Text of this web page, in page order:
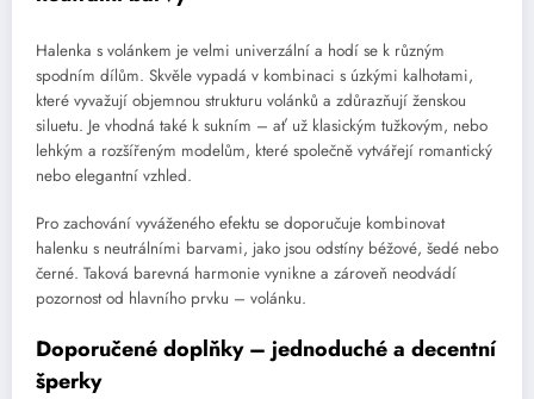
Halenka s volánkem je velmi univerzální a hodí se k různým
spodním dílům. Skvěle vypadá v kombinaci s úzkými kalhotami,
které vyvažují objemnou strukturu volánků a zdůrazňují ženskou
siluetu. Je vhodná také k sukním – ať už klasickým tužkovým, nebo
lehkým a rozšířeným modelům, které společně vytvářejí romantický
nebo elegantní vzhled.
Pro zachování vyváženého efektu se doporučuje kombinovat
halenku s neutrálními barvami, jako jsou odstíny béžové, šedé nebo
černé. Taková barevná harmonie vynikne a zároveň neodvádí
pozornost od hlavního prvku – volánku.
Doporučené doplňky – jednoduché a decentní
šperky